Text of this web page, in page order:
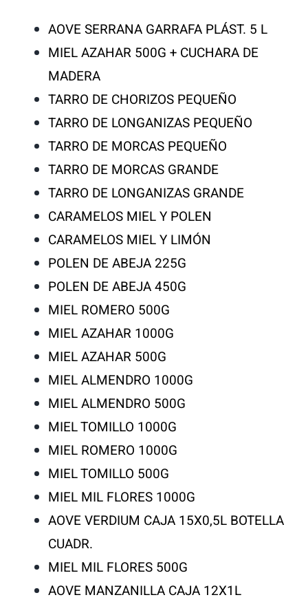
AOVE SERRANA GARRAFA PLÁST. 5 L
MIEL AZAHAR 500G + CUCHARA DE
MADERA
TARRO DE CHORIZOS PEQUEÑO
TARRO DE LONGANIZAS PEQUEÑO
TARRO DE MORCAS PEQUEÑO
TARRO DE MORCAS GRANDE
TARRO DE LONGANIZAS GRANDE
CARAMELOS MIEL Y POLEN
CARAMELOS MIEL Y LIMÓN
POLEN DE ABEJA 225G
POLEN DE ABEJA 450G
MIEL ROMERO 500G
MIEL AZAHAR 1000G
MIEL AZAHAR 500G
MIEL ALMENDRO 1000G
MIEL ALMENDRO 500G
MIEL TOMILLO 1000G
MIEL ROMERO 1000G
MIEL TOMILLO 500G
MIEL MIL FLORES 1000G
AOVE VERDIUM CAJA 15X0,5L BOTELLA
CUADR.
MIEL MIL FLORES 500G
AOVE MANZANILLA CAJA 12X1L